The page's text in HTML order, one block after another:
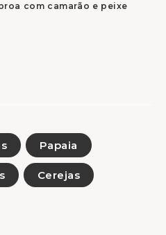
com camarão e peixe
Papaia
Cerejas